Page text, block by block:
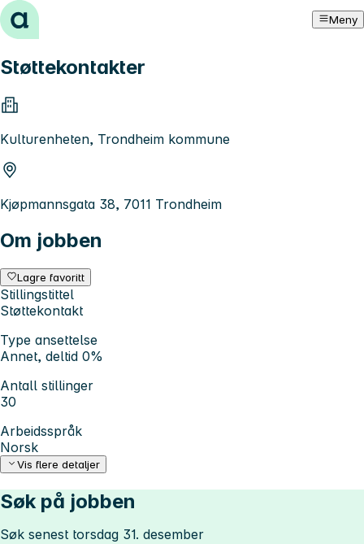
Hopp til innhold Meny
Støttekontakter
Kulturenheten, Trondheim kommune
Kjøpmannsgata 38, 7011 Trondheim
Om jobben
Lagre favoritt
Stillingstittel
Støttekontakt
Type ansettelse
Annet, deltid 0%
Antall stillinger
30
Arbeidsspråk
Norsk
Vis flere detaljer
Søk på jobben
Søk senest torsdag 31. desember